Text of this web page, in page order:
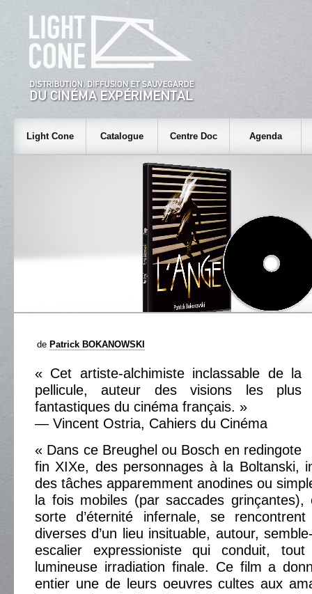
Light Cone Catalogue Centre Doc Agenda
de Patrick BOKANOWSKI
« Cet artiste-alchimiste inclassable de la
pellicule, auteur des visions les plus
fantastiques du cinéma français. »
— Vincent Ostria, Cahiers du Cinéma
« Dans ce Breughel ou Bosch en redingote
fin XIXe, des personnages à la Boltanski,
des tâches apparemment anodines ou
la fois mobiles (par saccades
sorte d’éternité infernale, se
diverses d’un lieu insituable, autour,
escalier expressioniste qui conduit,
lumineuse irradiation finale. Ce film a
entier une de leurs oeuvres cultes aux